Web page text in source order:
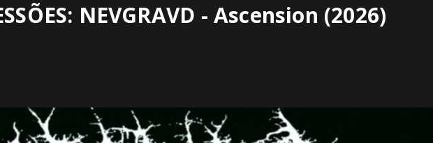
NEVGRAVD - Ascension (2026)